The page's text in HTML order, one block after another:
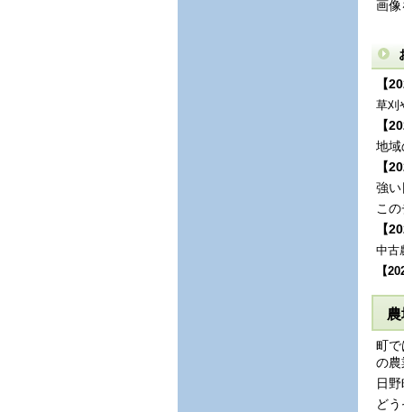
画像
【
草刈
【
地域
【
強い
こ
【
中古
【
町で
の農
日
ど